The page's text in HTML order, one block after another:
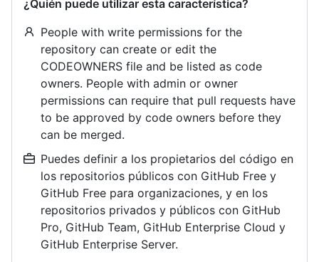
¿Quién puede utilizar esta característica?
People with write permissions for the
repository can create or edit the
CODEOWNERS file and be listed as code
owners. People with admin or owner
permissions can require that pull requests have
to be approved by code owners before they
can be merged.
Puedes definir a los propietarios del código en
los repositorios públicos con GitHub Free y
GitHub Free para organizaciones, y en los
repositorios privados y públicos con GitHub
Pro, GitHub Team, GitHub Enterprise Cloud y
GitHub Enterprise Server.